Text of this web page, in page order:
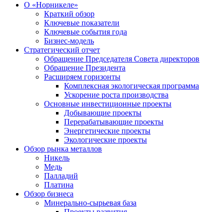
О «Норникеле»
Краткий обзор
Ключевые показатели
Ключевые события года
Бизнес-модель
Стратегический отчет
Обращение Председателя Совета директоров
Обращение Президента
Расширяем горизонты
Комплексная экологическая программа
Ускорение роста производства
Основные инвестиционные проекты
Добывающие проекты
Перерабатывающие проекты
Энергетические проекты
Экологические проекты
Обзор рынка металлов
Никель
Медь
Палладий
Платина
Обзор бизнеса
Минерально-сырьевая база